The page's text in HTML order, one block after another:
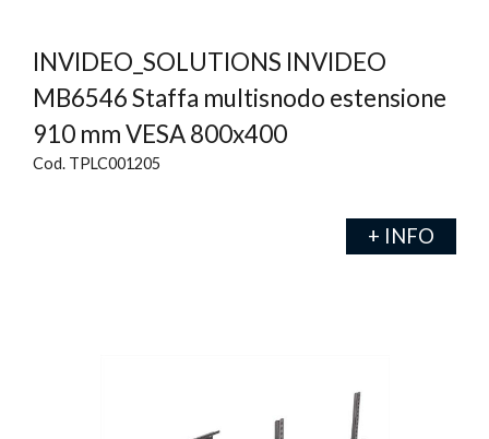
INVIDEO_SOLUTIONS INVIDEO
MB6546 Staffa multisnodo estensione
910 mm VESA 800x400
Cod. TPLC001205
+ INFO